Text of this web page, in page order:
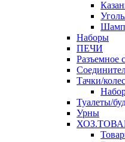
Наборы
ПЕЧИ
Разъемное
Тачки/
Туалеты/
Урны